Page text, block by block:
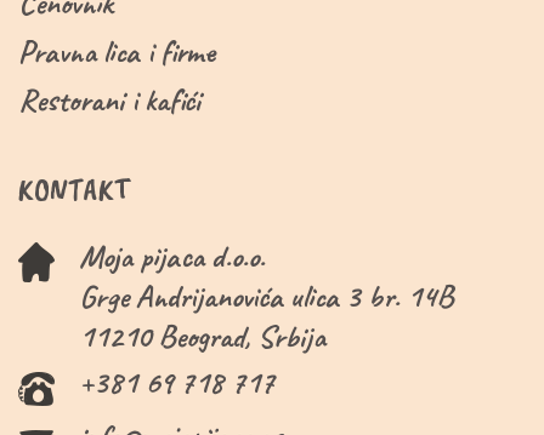
Pravna lica i firme
Restorani i kafići
KONTAKT
Moja pijaca d.o.o.
Grge Andrijanovića ulica 3 br. 14B
11210 Beograd, Srbija
+381 69 718 717